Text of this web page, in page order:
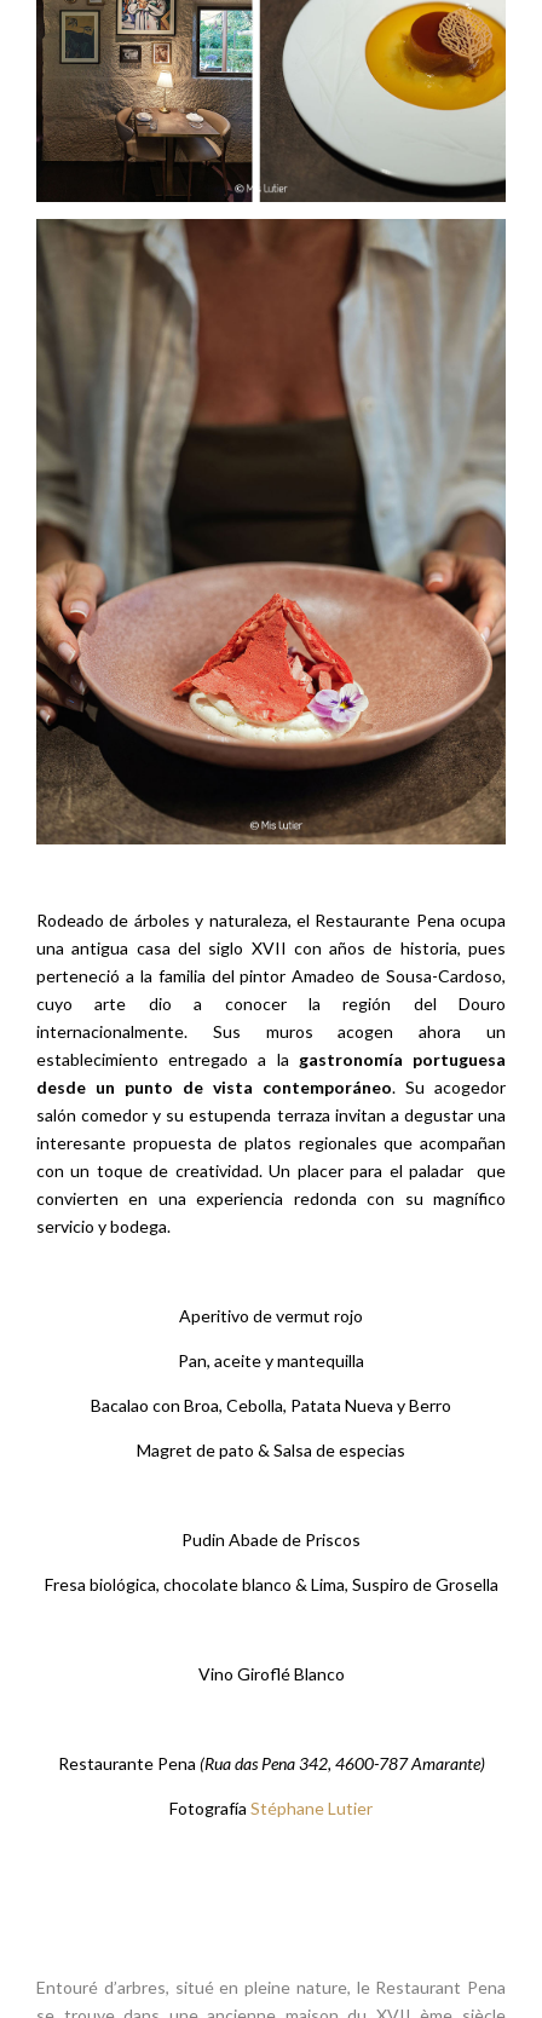
Rodeado de árboles y naturaleza, el Restaurante Pena ocupa
una antigua casa del siglo XVII con años de historia, pues
perteneció a la familia del pintor Amadeo de Sousa-Cardoso,
cuyo arte dio a conocer la región del Douro
internacionalmente. Sus muros acogen ahora un
establecimiento entregado a la gastronomía portuguesa
desde un punto de vista contemporáneo. Su acogedor
salón comedor y su estupenda terraza invitan a degustar una
interesante propuesta de platos regionales que acompañan
con un toque de creatividad. Un placer para el paladar
que
convierten en una experiencia redonda con su magnífico
servicio y bodega.
Aperitivo de vermut rojo
Pan, aceite y mantequilla
Bacalao con Broa, Cebolla, Patata Nueva y Berro
Magret de pato & Salsa de especias
Pudin Abade de Priscos
Fresa biológica, chocolate blanco & Lima, Suspiro de Grosella
Vino Giroflé Blanco
Restaurante Pena (Rua das Pena 342, 4600-787 Amarante)
Fotografía Stéphane Lutier
Entouré d’arbres, situé en pleine nature, le Restaurant Pena